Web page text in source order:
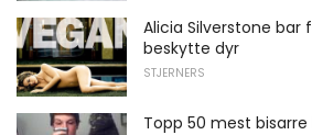
Alicia Silverstone bar
beskytte dyr
STJERNERS
Topp 50 mest